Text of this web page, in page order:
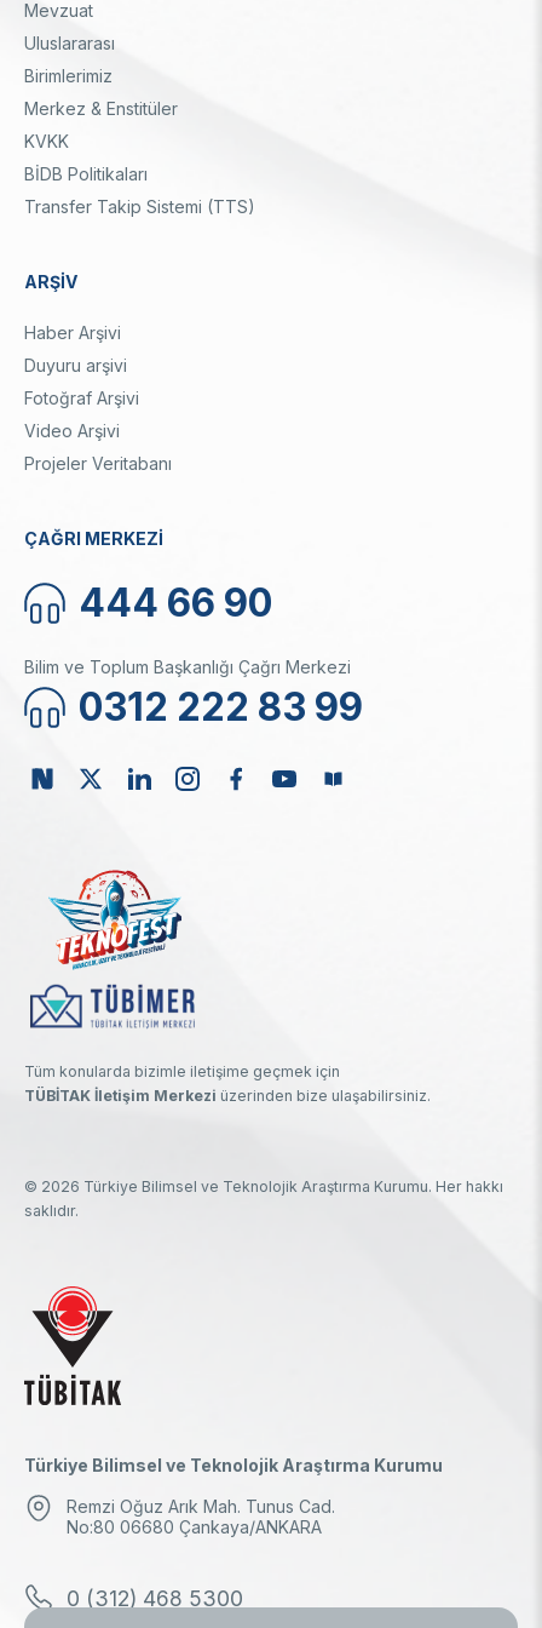
Mevzuat
Uluslararası
Birimlerimiz
Merkez & Enstitüler
KVKK
BİDB Politikaları
Transfer Takip Sistemi (TTS)
ARŞİV
Haber Arşivi
Duyuru arşivi
Fotoğraf Arşivi
Video Arşivi
Projeler Veritabanı
ÇAĞRI MERKEZİ
444 66 90
Bilim ve Toplum Başkanlığı Çağrı Merkezi
0312 222 83 99
Tüm konularda bizimle iletişime geçmek için
TÜBİTAK İletişim Merkezi üzerinden bize ulaşabilirsiniz.
© 2026 Türkiye Bilimsel ve Teknolojik Araştırma Kurumu. Her hakkı
saklıdır.
Türkiye Bilimsel ve Teknolojik Araştırma Kurumu
Remzi Oğuz Arık Mah. Tunus Cad.
No:80 06680 Çankaya/ANKARA
0 (312) 468 5300